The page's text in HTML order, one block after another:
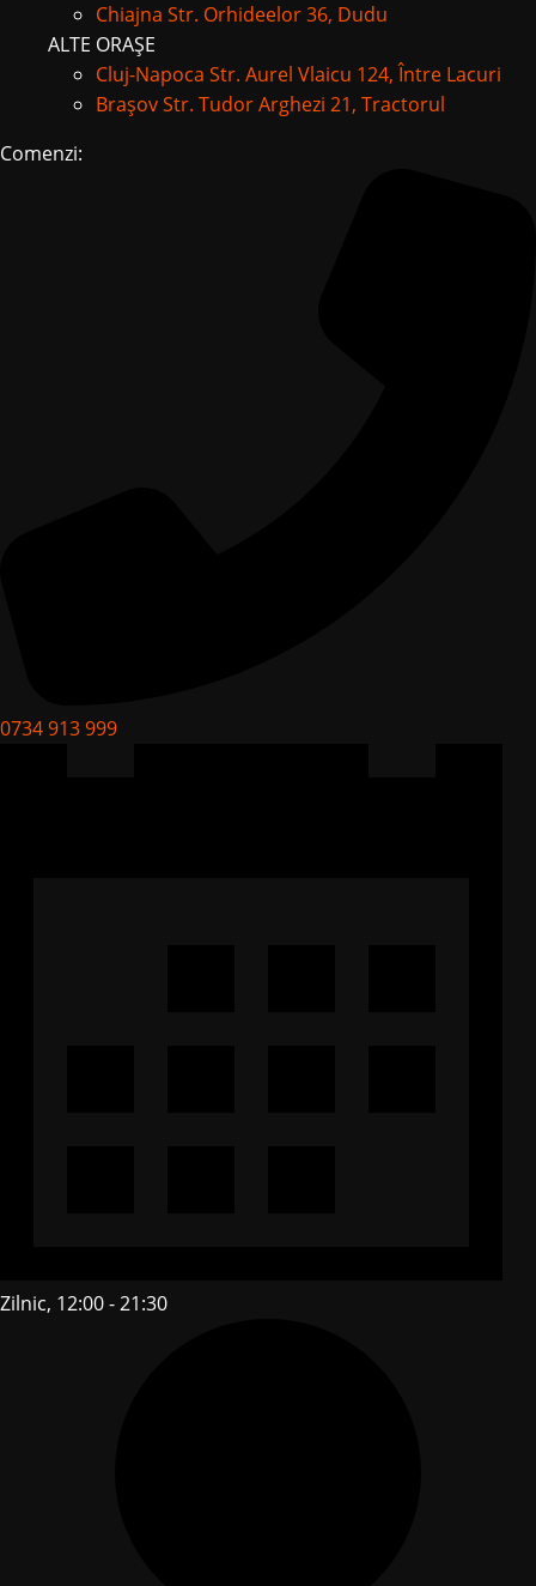
Chiajna Str. Orhideelor 36, Dudu
ALTE ORAȘE
Cluj-Napoca Str. Aurel Vlaicu 124, Între Lacuri
BrașovStr. Tudor Arghezi 21, Tractorul
Comenzi:
0734 913 999
Zilnic, 12:00 - 21:30